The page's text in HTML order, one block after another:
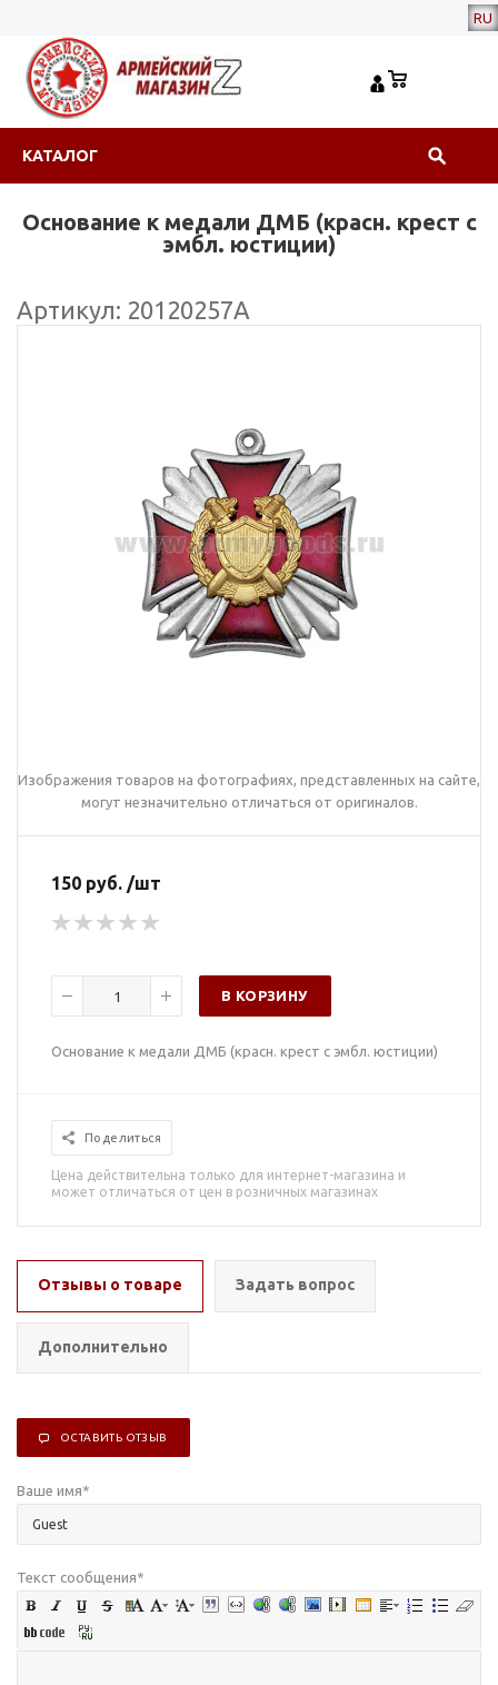
RU
КАТАЛОГ
Основание к медали ДМБ (красн. крест с
эмбл. юстиции)
Артикул: 20120257А
Изображения товаров на фотографиях, представленных на сайте,
могут незначительно отличаться от оригиналов.
150 руб. /шт
В КОРЗИНУ
Основание к медали ДМБ (красн. крест с эмбл. юстиции)
Поделиться
Цена действительна только для интернет-магазина и
может отличаться от цен в розничных магазинах
Отзывы о товаре Задать вопрос
Дополнительно
ОСТАВИТЬ ОТЗЫВ
Ваше имя*
Текст сообщения*